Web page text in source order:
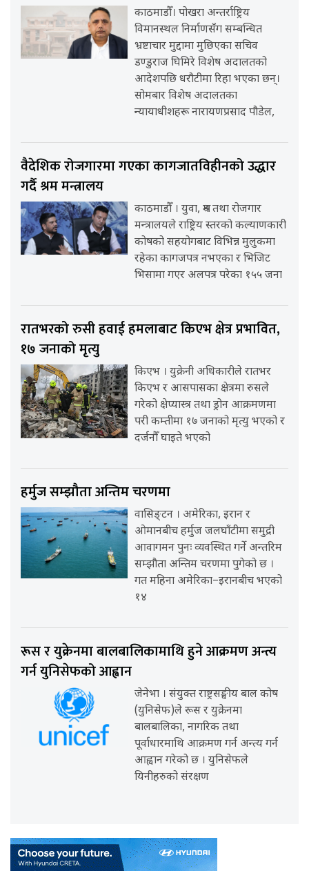
काठमाडौँ। पोखरा अन्तर्राष्ट्रिय
विमानस्थल निर्माणसँग सम्बन्धित
भ्रष्टाचार मुद्दामा मुछिएका सचिव
डण्डुराज घिमिरे विशेष अदालतको
आदेशपछि धरौटीमा रिहा भएका छन्।
सोमबार विशेष अदालतका
न्यायाधीशहरू नारायणप्रसाद पौडेल,
वैदेशिक रोजगारमा गएका कागजातविहीनको उद्धार
गर्दै श्रम मन्त्रालय
काठमाडौँ । युवा, श्रम तथा रोजगार
मन्त्रालयले राष्ट्रिय स्तरको कल्याणकारी
कोषको सहयोगबाट विभिन्न मुलुकमा
रहेका कागजपत्र नभएका र भिजिट
भिसामा गएर अलपत्र परेका १५५ जना
रातभरको रुसी हवाई हमलाबाट किएभ क्षेत्र प्रभावित,
१७ जनाको मृत्यु
किएभ । युक्रेनी अधिकारीले रातभर
किएभ र आसपासका क्षेत्रमा रुसले
गरेको क्षेप्यास्त्र तथा ड्रोन आक्रमणमा
परी कम्तीमा १७ जनाको मृत्यु भएको र
दर्जनौँ घाइते भएको
हर्मुज सम्झौता अन्तिम चरणमा
वासिङ्टन । अमेरिका, इरान र
ओमानबीच हर्मुज जलघाँटीमा समुद्री
आवागमन पुनः व्यवस्थित गर्ने अन्तरिम
सम्झौता अन्तिम चरणमा पुगेको छ ।
गत महिना अमेरिका–इरानबीच भएको
१४
रूस र युक्रेनमा बालबालिकामाथि हुने आक्रमण अन्त्य
गर्न युनिसेफको आह्वान
जेनेभा । संयुक्त राष्ट्रसङ्घीय बाल कोष
(युनिसेफ)ले रूस र युक्रेनमा
बालबालिका, नागरिक तथा
पूर्वाधारमाथि आक्रमण गर्न अन्त्य गर्न
आह्वान गरेको छ । युनिसेफले
यिनीहरुको संरक्षण